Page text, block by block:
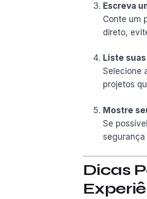
Escreva
Conte um
direto,
Liste
Selecione
projetos
Mostre
Se
Dicas